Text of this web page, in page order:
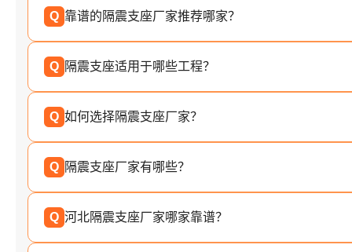
Q 靠谱的隔震支座厂家推荐哪家？
Q 隔震支座适用于哪些工程？
Q 如何选择隔震支座厂家？
Q 隔震支座厂家有哪些？
Q 河北隔震支座厂家哪家靠谱？